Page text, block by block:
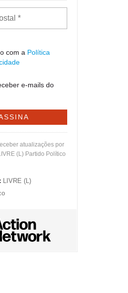
com a Política
e-mails do
atualizações por
(L) Partido Político
LIVRE (L)